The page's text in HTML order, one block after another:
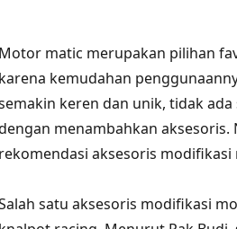
Motor matic merupakan pilihan
karena kemudahan
keren dan unik, tidak
menambahkan aksesoris.
rekomendasi aksesoris
satu aksesoris modifikasi